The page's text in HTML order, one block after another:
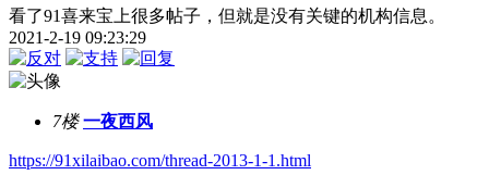
看了91喜来宝上很多帖子，但就是没有关键的机构信息。
2021-2-19 09:23:29
7楼 一夜西风
https://91xilaibao.com/thread-2013-1-1.html